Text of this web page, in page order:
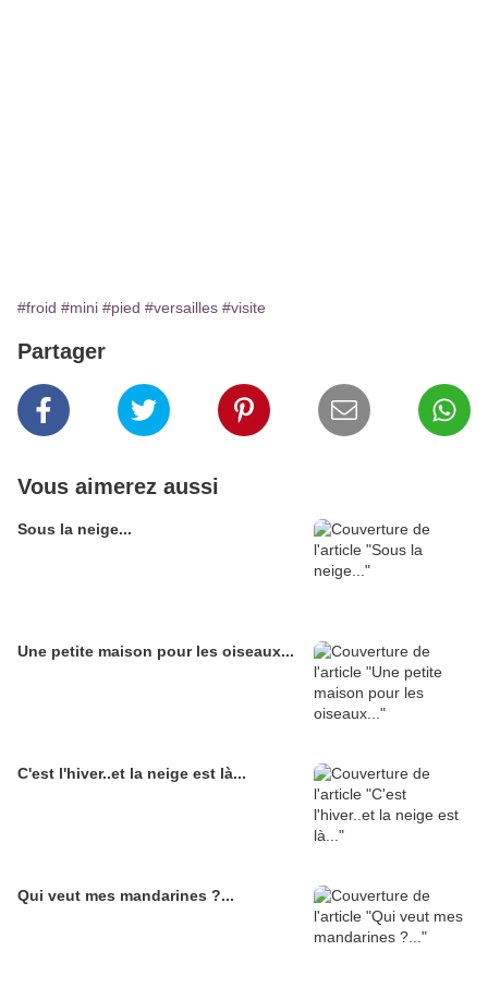
#froid #mini #pied #versailles #visite
Partager
Vous aimerez aussi
Sous la neige...
Une petite maison pour les oiseaux...
C'est l'hiver..et la neige est là...
Qui veut mes mandarines ?...